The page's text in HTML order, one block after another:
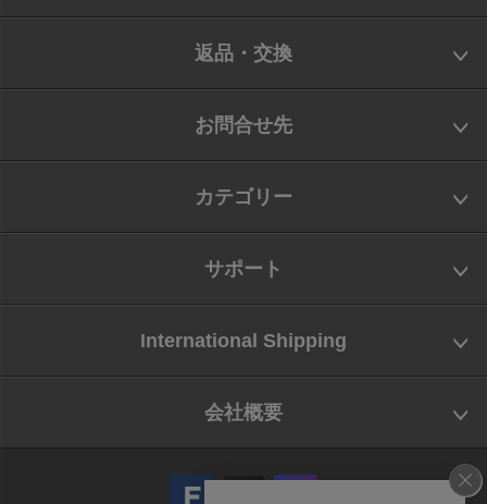
返品・交換
お問合せ先
カテゴリー
サポート
International Shipping
会社概要